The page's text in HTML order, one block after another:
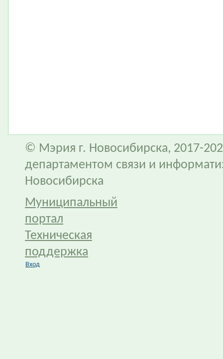
© Мэрия г. Новосибирска, 2017-
департаментом связи и
Новосибирска
Муниципальный
портал
Техническая
поддержка
Вход